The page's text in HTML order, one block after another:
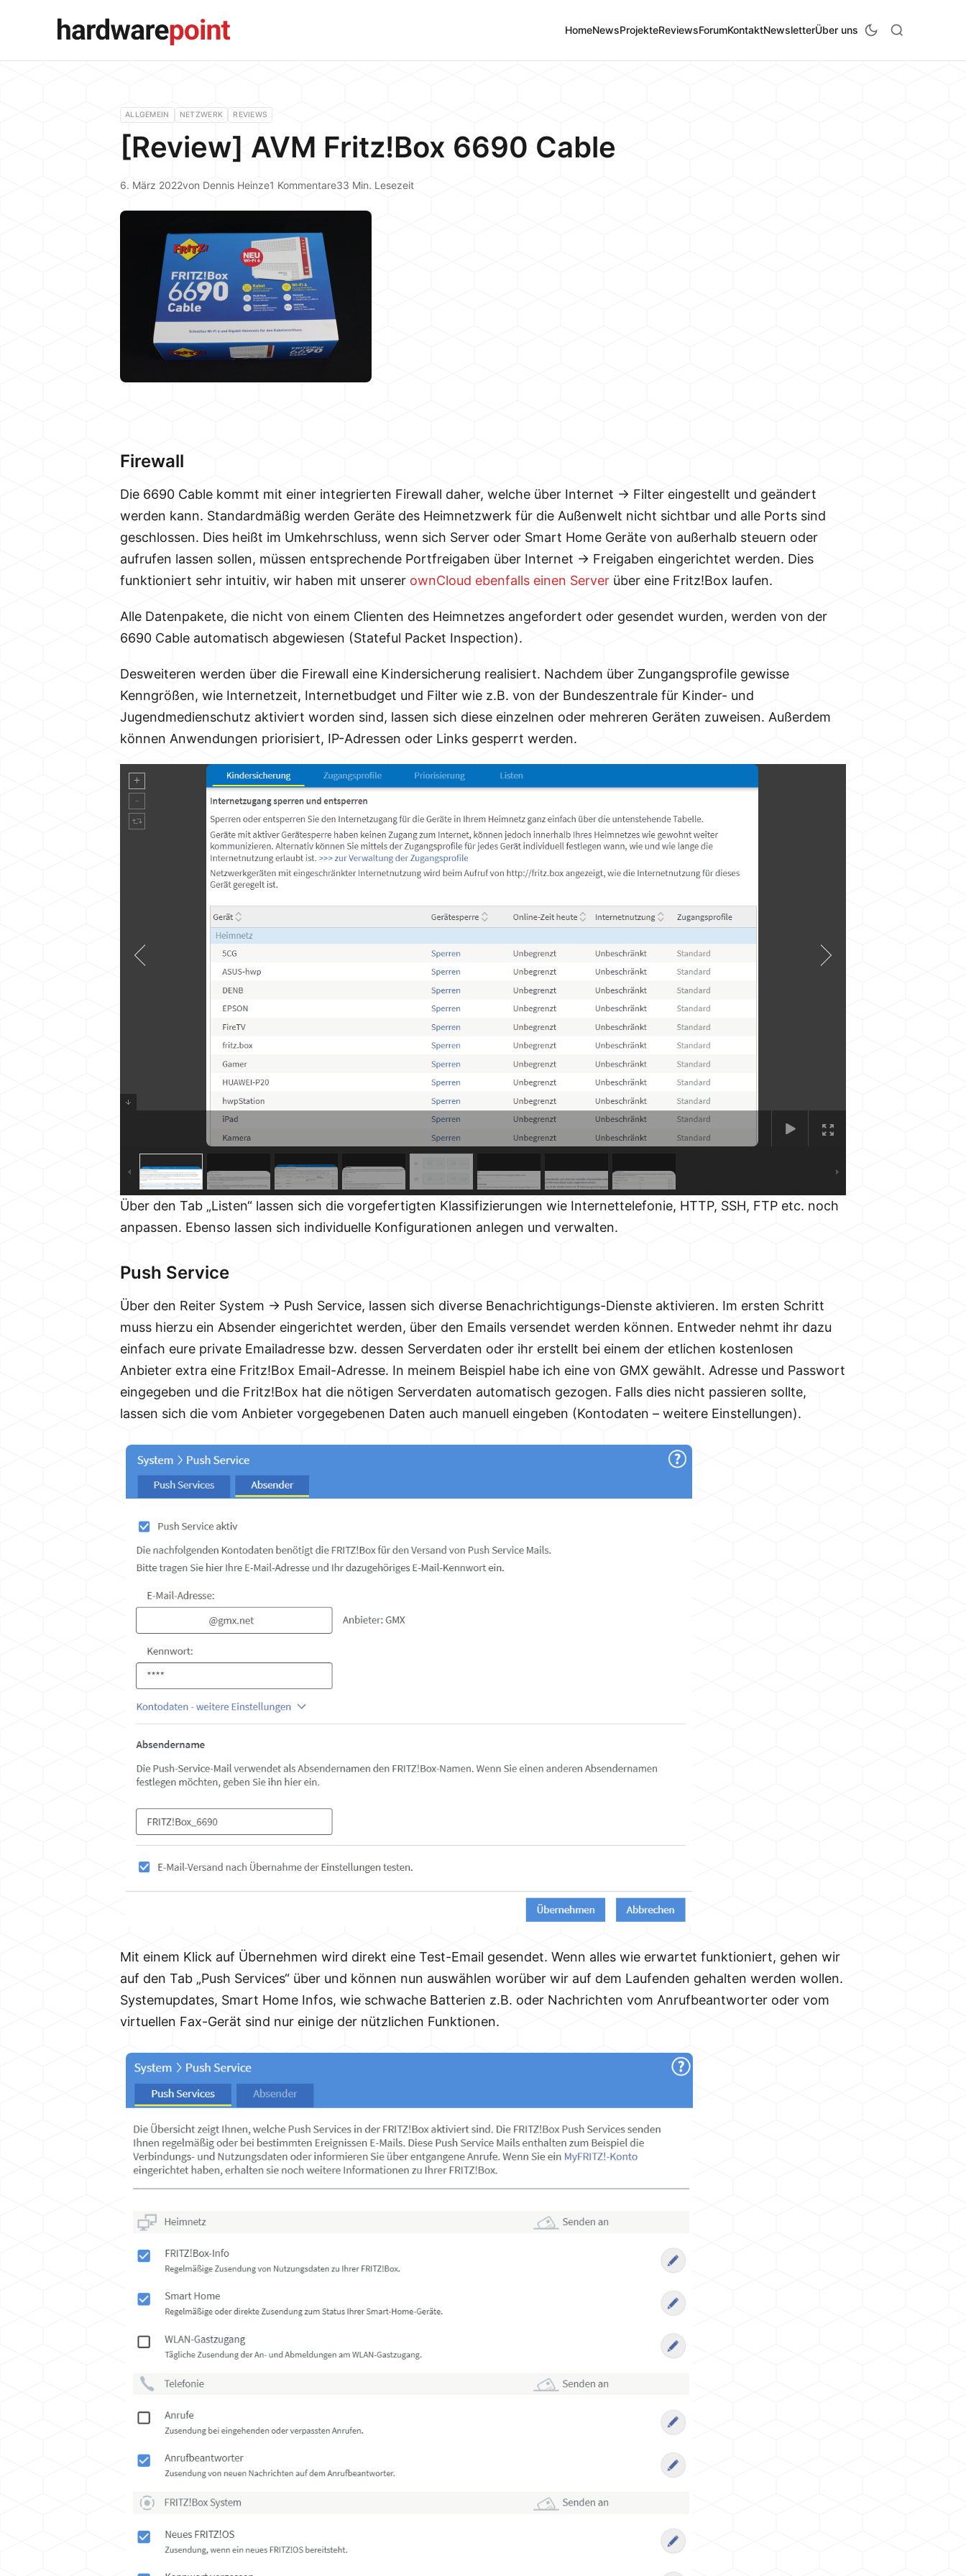
HomeNewsProjekteReviewsForumKontaktNewsletterÜber uns
ALLGEMEIN NETZWERK REVIEWS
[Review] AVM Fritz!Box 6690 Cable
6. März 2022von Dennis Heinze1 Kommentare33 Min. Lesezeit
Firewall
Die 6690 Cable kommt mit einer integrierten Firewall daher, welche über Internet -> Filter eingestellt und geändert
werden kann. Standardmäßig werden Geräte des Heimnetzwerk für die Außenwelt nicht sichtbar und alle Ports sind
geschlossen. Dies heißt im Umkehrschluss, wenn sich Server oder Smart Home Geräte von außerhalb steuern oder
aufrufen lassen sollen, müssen entsprechende Portfreigaben über Internet -> Freigaben eingerichtet werden. Dies
funktioniert sehr intuitiv, wir haben mit unserer ownCloud ebenfalls einen Serverüber eine Fritz!Box laufen.
Alle Datenpakete, die nicht von einem Clienten des Heimnetzes angefordert oder gesendet wurden, werden von der
6690 Cable automatisch abgewiesen (Stateful Packet Inspection).
Desweiteren werden über die Firewall eine Kindersicherung realisiert. Nachdem über Zungangsprofile gewisse
Kenngrößen, wie Internetzeit, Internetbudget und Filter wie z.B. von der Bundeszentrale für Kinder- und
Jugendmedienschutz aktiviert worden sind, lassen sich diese einzelnen oder mehreren Geräten zuweisen. Außerdem
können Anwendungen priorisiert, IP-Adressen oder Links gesperrt werden.
Über den Tab „Listen“ lassen sich die vorgefertigten Klassifizierungen wie Internettelefonie, HTTP, SSH, FTP etc. noch
anpassen. Ebenso lassen sich individuelle Konfigurationen anlegen und verwalten.
Push Service
Über den Reiter System -> Push Service, lassen sich diverse Benachrichtigungs-Dienste aktivieren. Im ersten Schritt
muss hierzu ein Absender eingerichtet werden, über den Emails versendet werden können. Entweder nehmt ihr dazu
einfach eure private Emailadresse bzw. dessen Serverdaten oder ihr erstellt bei einem der etlichen kostenlosen
Anbieter extra eine Fritz!Box Email-Adresse. In meinem Beispiel habe ich eine von GMX gewählt. Adresse und Passwort
eingegeben und die Fritz!Box hat die nötigen Serverdaten automatisch gezogen. Falls dies nicht passieren sollte,
lassen sich die vom Anbieter vorgegebenen Daten auch manuell eingeben (Kontodaten – weitere Einstellungen).
Mit einem Klick auf Übernehmen wird direkt eine Test-Email gesendet. Wenn alles wie erwartet funktioniert, gehen wir
auf den Tab „Push Services“ über und können nun auswählen worüber wir auf dem Laufenden gehalten werden wollen.
Systemupdates, Smart Home Infos, wie schwache Batterien z.B. oder Nachrichten vom Anrufbeantworter oder vom
virtuellen Fax-Gerät sind nur einige der nützlichen Funktionen.